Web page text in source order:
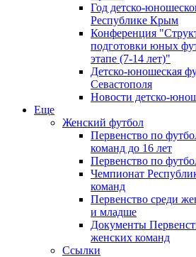
Год детско-
Республике Крым
Конференция
подготовки юных
этапе (7-14 лет)"
Детско-юношеская
Севастополя
Новости детско-
Еще
Женский футбол
Первенство по
команд до 16 лет
Первенство по
Чемпионат
команд
Первенство среди
и младше
Документы
женских команд
Ссылки